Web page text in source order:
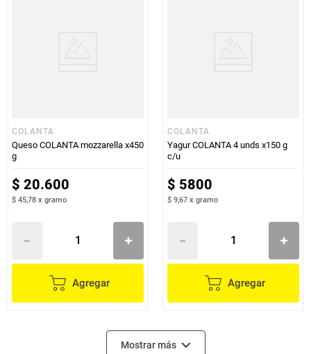
COLANTA
Queso COLANTA mozzarella x450
g
$ 20.600
$ 45,78 x gramo
Agregar
COLANTA
Yagur COLANTA 4 unds x150 g
c/u
$ 5800
$ 9,67 x gramo
Agregar
Mostrar más